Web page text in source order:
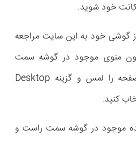
خود شوید.
از گوشی خود به این سایت مراجعه
منوی موجود در گوشه سمت
چپ و بالای صفحه را لمس و گزینه Desktop
موجود در گوشه سمت راست و